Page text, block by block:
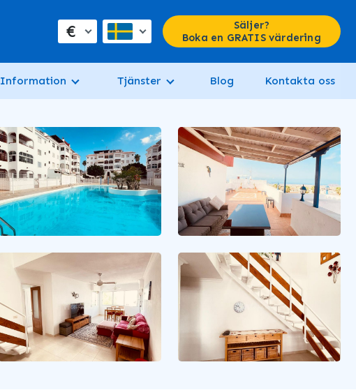
€
Säljer?
Boka en GRATIS värdering
Information Tjänster Blog Kontakta oss